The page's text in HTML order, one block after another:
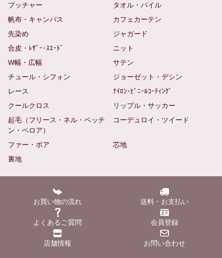
ブッチャー
タオル・パイル
帆布・キャンバス
カフェカーテン
先染め
ジャガード
合皮・ﾚｻﾞｰ･ｽｴｰﾄﾞ
ニット
W幅・広幅
サテン
チュール・シフォン
ジョーゼット・デシン
レース
ﾅｲﾛﾝ･ﾋﾞﾆｰﾙｺｰﾃｨﾝｸﾞ
クールクロス
リップル・サッカー
起毛（フリース・ネル・ベッチ
ン・ベロア）
コーデュロイ・ツイード
ファー・ボア
芯地
裏地
お買い物の流れ 送料・お支払い
よくあるご質問 会員登録
店舗情報 お問い合わせ